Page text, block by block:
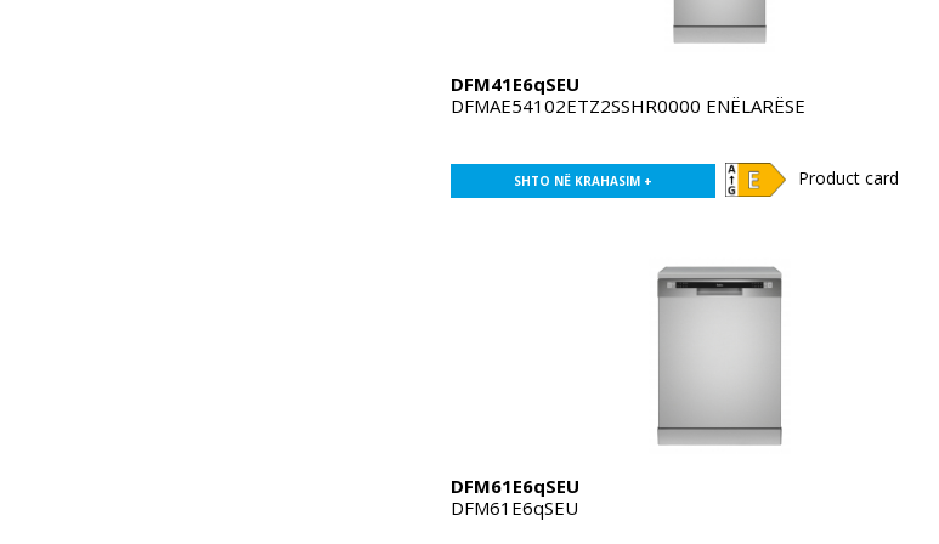
DFM41E6qSEU
DFMAE54102ETZ2SSHR0000 ENËLARËSE
SHTO NË KRAHASIM + Product card
DFM61E6qSEU
DFM61E6qSEU